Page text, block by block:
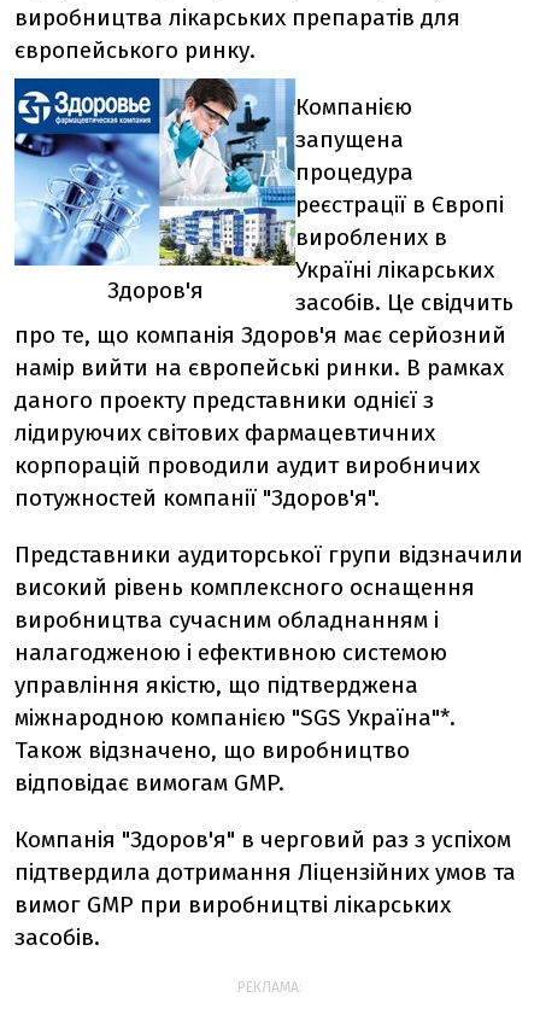
виробництва лікарських препаратів для
європейського ринку.
Здоров'я
Компанією
запущена
процедура
реєстрації в Європі
вироблених в
Україні лікарських
засобів. Це свідчить
про те, що компанія Здоров'я має серйозний
намір вийти на європейські ринки. В рамках
даного проекту представники однієї з
лідируючих світових фармацевтичних
корпорацій проводили аудит виробничих
потужностей компанії "Здоров'я".
Представники аудиторської групи відзначили
високий рівень комплексного оснащення
виробництва сучасним обладнанням і
налагодженою і ефективною системою
управління якістю, що підтверджена
міжнародною компанією "SGS Україна"*.
Також відзначено, що виробництво
відповідає вимогам GMP.
Компанія "Здоров'я" в черговий раз з успіхом
підтвердила дотримання Ліцензійних умов та
вимог GMP при виробництві лікарських
засобів.
РЕКЛАМА: